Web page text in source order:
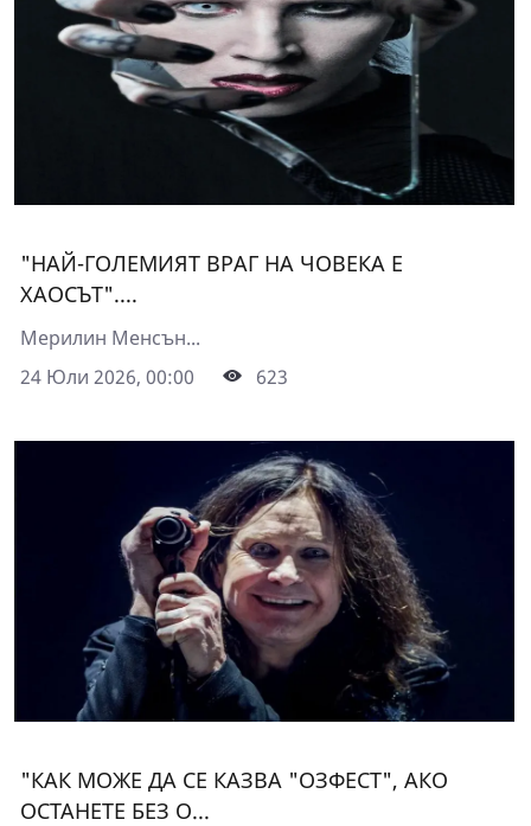
"НАЙ-ГОЛЕМИЯТ ВРАГ НА ЧОВЕКА Е
ХАОСЪТ"....
Мерилин Менсън...
24 Юли 2026, 00:00
623
"КАК МОЖЕ ДА СЕ КАЗВА "ОЗФЕСТ", АКО
ОСТАНЕТЕ БЕЗ О...